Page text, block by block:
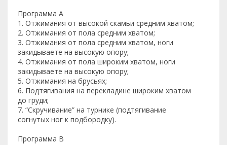
Программа А
1. Отжимания от высокой скамьи средним хватом;
2. Отжимания от пола средним хватом;
3. Отжимания от пола средним хватом, ноги
закидываете на высокую опору;
4. Отжимания от пола широким хватом, ноги
закидываете на высокую опору;
5. Отжимания на брусьях;
6. Подтягивания на перекладине широким хватом
до груди;
7. “Скручивание” на турнике (подтягивание
согнутых ног к подбородку).
Программа В